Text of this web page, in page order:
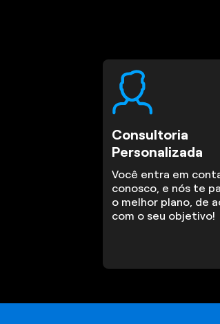
Consultoria
Personalizada
Você entra em
conosco, e nós te
o melhor plano, de
com o seu objetivo!